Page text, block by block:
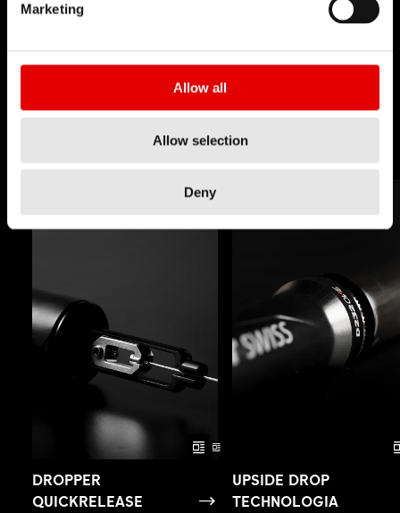
Marketing
Allow all
Allow selection
Deny
Wierzymy w sztukę inżynierii i w procesie rozwoju
technologiom.
DROPPER
QUICKRELEASE
UPSIDE DROP
TECHNOLOGIA